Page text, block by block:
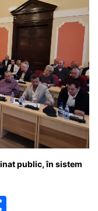
public, în sistem